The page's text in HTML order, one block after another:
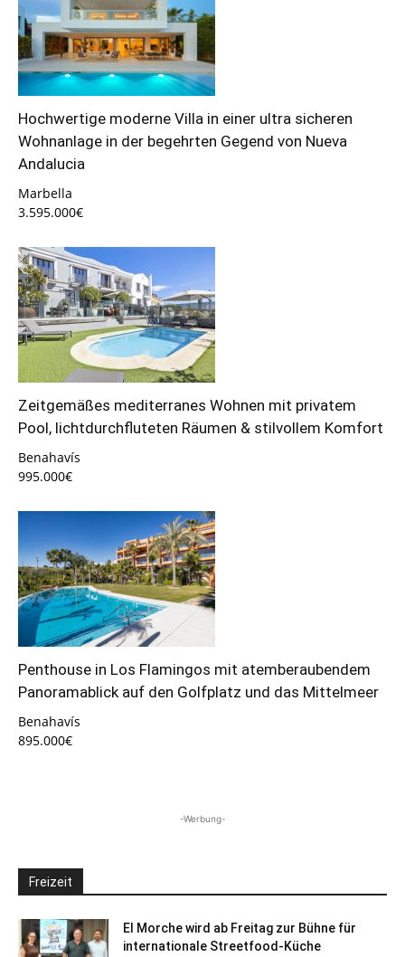
Hochwertige moderne Villa in einer ultra sicheren
Wohnanlage in der begehrten Gegend von Nueva
Andalucia
Marbella
3.595.000€
Zeitgemäßes mediterranes Wohnen mit privatem
Pool, lichtdurchfluteten Räumen & stilvollem Komfort
Benahavís
995.000€
Penthouse in Los Flamingos mit atemberaubendem
Panoramablick auf den Golfplatz und das Mittelmeer
Benahavís
895.000€
-Werbung-
Freizeit
El Morche wird ab Freitag zur Bühne für
internationale Streetfood-Küche